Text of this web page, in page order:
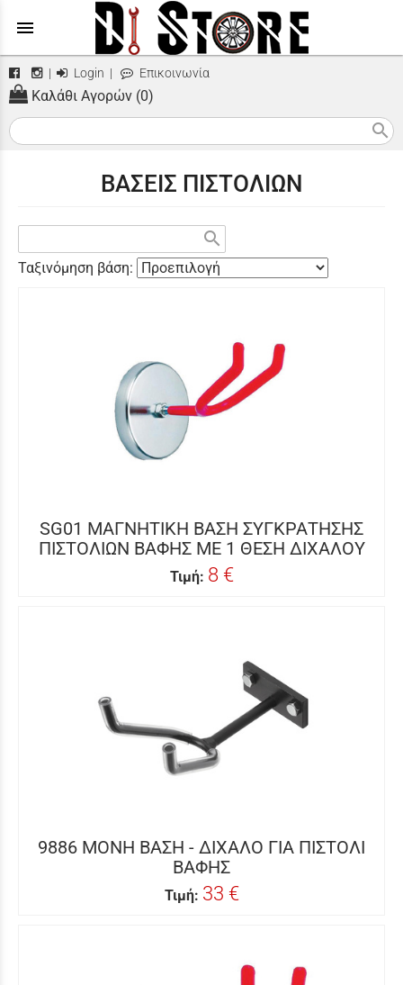
menu
| Login | Επικοινωνία
Καλάθι Αγορών (0)
search
ΒΑΣΕΙΣ ΠΙΣΤΟΛΙΩΝ
search
Ταξινόμηση βάση:
SG01 ΜΑΓΝΗΤΙΚΗ ΒΑΣΗ ΣΥΓΚΡΑΤΗΣΗΣ
ΠΙΣΤΟΛΙΩΝ ΒΑΦΗΣ ΜΕ 1 ΘΕΣΗ ΔΙΧΑΛΟΥ
Τιμή: 8 €
9886 ΜΟΝΗ ΒΑΣΗ - ΔΙΧΑΛΟ ΓΙΑ ΠΙΣΤΟΛΙ
ΒΑΦΗΣ
Τιμή: 33 €